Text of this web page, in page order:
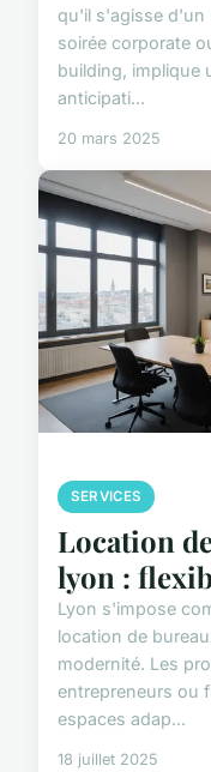
qu'il s'agisse d'un
soirée corporate
building, implique
anticipati...
20 mars 2025
SERVICES
Location
lyon :
Lyon s'impose
location de
modernité. Les
entrepreneurs ou
espaces adap...
18 juillet 2025